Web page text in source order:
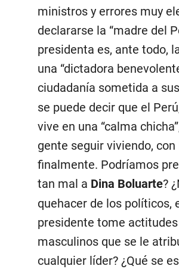
ministros y errores muy
declararse la “madre del
presidenta es, ante todo,
una “dictadora
ciudadanía sometida a
se puede decir que el
vive en una “calma
gente seguir viviendo,
finalmente. Podríamos
tan mal a Dina Boluarte?
quehacer de los políticos,
presidente tome
masculinos que se le
cualquier líder? ¿Qué se